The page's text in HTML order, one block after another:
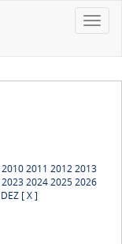
Toggle
20102011 20122013
2023202420252026
DEZ [ X ]